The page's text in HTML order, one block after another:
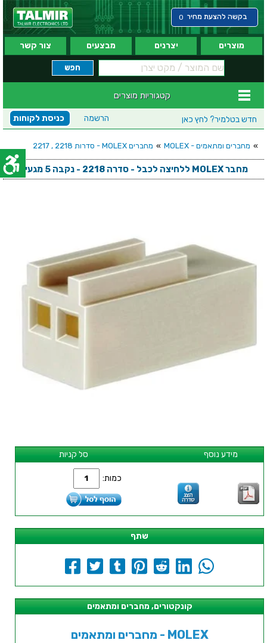
בקשה להצעת מחיר 0
מוצרים יצרנים מבצעים צור קשר
קטגוריות מוצרים
חדש בטלמיר? לחץ כאן כניסת לקוחות הרשמה
» מחברים ומתאמים - MOLEX » מחברים MOLEX - סדרות 2218 , 2217
מחבר MOLEX ללחיצה לכבל - סדרה 2218 - נקבה 5 מגעים
סל קניות מידע נוסף
כמות:
שתף
קונקטורים, מחברים ומתאמים
מחברים ומתאמים - MOLEX